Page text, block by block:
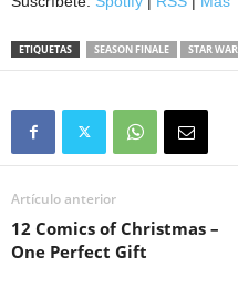
ETIQUETAS SEASON FINALE STAR
Artículo anterior
12 Comics of Christmas –
One Perfect Gift